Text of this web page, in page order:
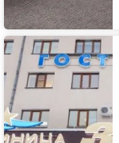
Гостиница
Заречная